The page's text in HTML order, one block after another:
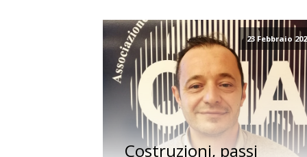
23 Febbraio
Costruzioni, passi